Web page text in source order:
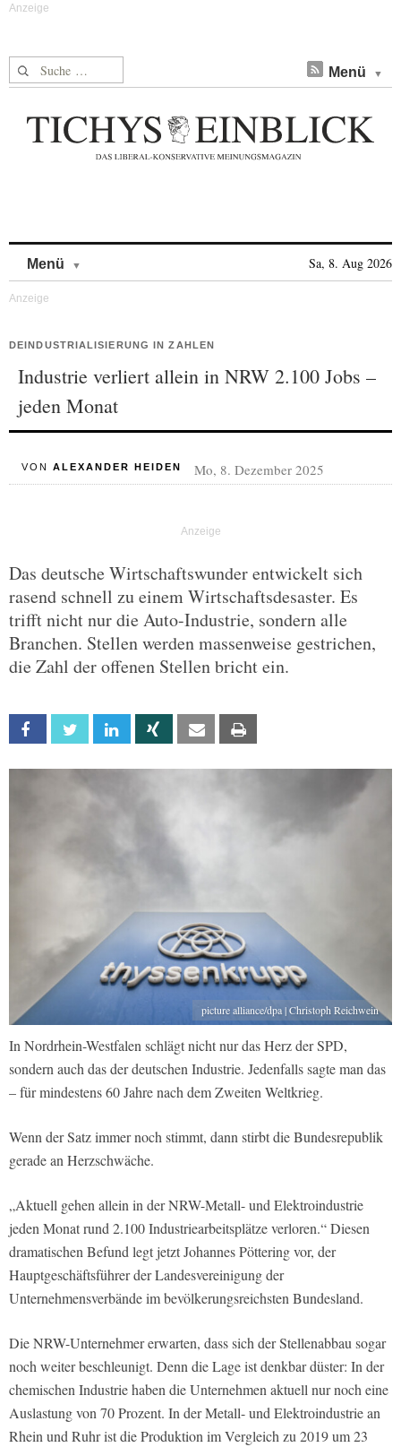
Suche nach: Menü
Menü Sa, 8. Aug 2026
DEINDUSTRIALISIERUNG IN ZAHLEN
Industrie verliert allein in NRW 2.100 Jobs –
jeden Monat
VON ALEXANDER HEIDEN Mo, 8. Dezember 2025
Das deutsche Wirtschaftswunder entwickelt sich
rasend schnell zu einem Wirtschaftsdesaster. Es
trifft nicht nur die Auto-Industrie, sondern alle
Branchen. Stellen werden massenweise gestrichen,
die Zahl der offenen Stellen bricht ein.
Facebook Twitter Linkedin Xing Email
picture alliance/dpa | Christoph Reichwein
In Nordrhein-Westfalen schlägt nicht nur das Herz der SPD,
sondern auch das der deutschen Industrie. Jedenfalls sagte man das
– für mindestens 60 Jahre nach dem Zweiten Weltkrieg.
Wenn der Satz immer noch stimmt, dann stirbt die Bundesrepublik
gerade an Herzschwäche.
„Aktuell gehen allein in der NRW-Metall- und Elektroindustrie
jeden Monat rund 2.100 Industriearbeitsplätze verloren.“ Diesen
dramatischen Befund legt jetzt Johannes Pöttering vor, der
Hauptgeschäftsführer der Landesvereinigung der
Unternehmensverbände im bevölkerungsreichsten Bundesland.
Die NRW-Unternehmer erwarten, dass sich der Stellenabbau sogar
noch weiter beschleunigt. Denn die Lage ist denkbar düster: In der
chemischen Industrie haben die Unternehmen aktuell nur noch eine
Auslastung von 70 Prozent. In der Metall- und Elektroindustrie an
Rhein und Ruhr ist die Produktion im Vergleich zu 2019 um 23